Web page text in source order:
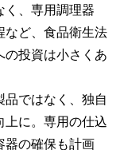
く、専用調理器
など、食品衛生法
の投資は小さくあ
品ではなく、独自
上に。専用の仕込
器の確保も計画